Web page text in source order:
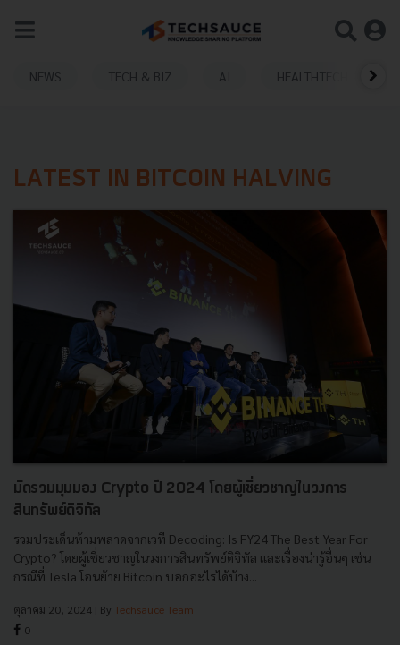
NEWS TECH & BIZ AI HEALTHTECH
LATEST IN BITCOIN HALVING
มัดรวมมุมมอง Crypto ปี 2024 โดยผู้เชี่ยวชาญในวงการ
สินทรัพย์ดิจิทัล
รวมประเด็นห้ามพลาดจากเวที Decoding: Is FY24 The Best Year For
Crypto? โดยผู้เชี่ยวชาญในวงการสินทรัพย์ดิจิทัล และเรื่องน่ารู้อื่นๆ เช่น
กรณีที่ Tesla โอนย้าย Bitcoin บอกอะไรได้บ้าง...
ตุลาคม 20, 2024 | By Techsauce Team
0